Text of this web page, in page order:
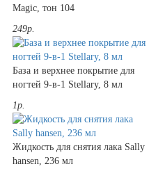
Magic, тон 104
249р.
База и верхнее покрытие для
ногтей 9-в-1 Stellary, 8 мл
1р.
Жидкость для снятия лака Sally
hansen, 236 мл